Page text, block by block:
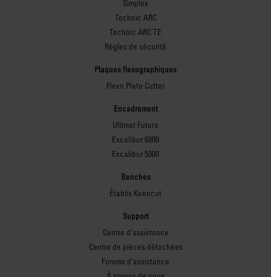
Simplex
Technic ARC
Technic ARC TE
Règles de sécurité
Plaques flexographiques
Flexo Plate Cutter
Encadrement
Ultimat Futura
Excalibur 6000
Excalibur 5000
Benches
Établis Keencut
Support
Centre d’assistance
Centre de pièces détachées
Forums d’assistance